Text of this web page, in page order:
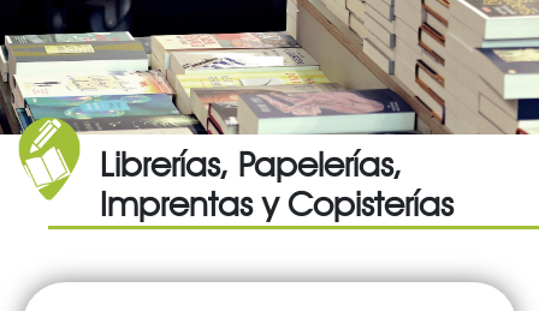
Librerías, Papelerías,
Imprentas y Copisterías